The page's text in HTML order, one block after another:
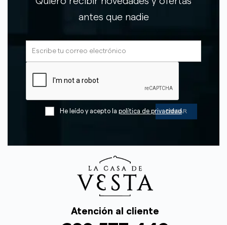
antes que nadie
He leído y acepto la política de privacidad
Atención al cliente